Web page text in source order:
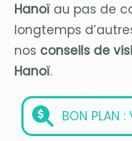
Hanoïau pas de
longtemps
nos conseils de
Hanoï.
BON